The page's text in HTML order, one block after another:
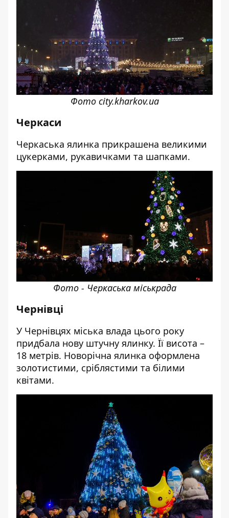
Фото city.kharkov.ua
Черкаси
Черкаська ялинка прикрашена великими
цукерками, рукавичками та шапками.
Фото - Черкаська міськрада
Чернівці
У Чернівцях міська влада цього року
придбала нову штучну ялинку. Її висота –
18 метрів. Новорічна ялинка оформлена
золотистими, сріблястими та білими
квітами.